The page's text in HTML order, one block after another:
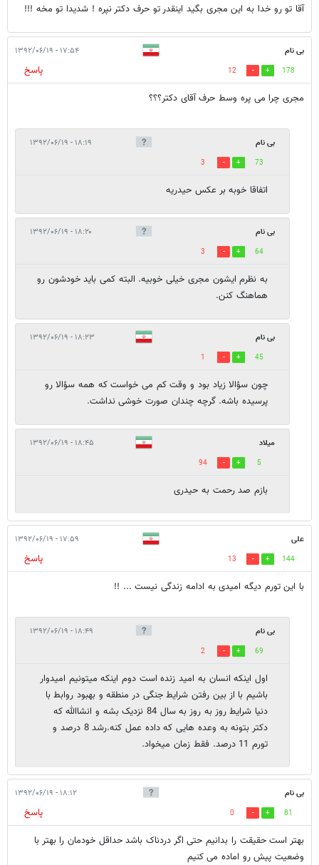
آقا تو رو خدا به این مجری بگید اینقدر تو حرف دکتر نپره ! شدیدا تو مخه !!!
بی نام ۱۷:۵۴ - ۱۳۹۲/۰۶/۱۹
178
12
پاسخ
مجری چرا می پره وسط حرف آقای دکتر؟؟؟
بی نام ۱۸:۱۹ - ۱۳۹۲/۰۶/۱۹
73
3
اتفاقا خوبه بر عکس حیدریه
بی نام ۱۸:۲۰ - ۱۳۹۲/۰۶/۱۹
64
3
به نظرم ایشون مجری خیلی خوبیه. البته کمی باید خودشون رو
هماهنگ کنن.
بی نام ۱۸:۲۳ - ۱۳۹۲/۰۶/۱۹
45
1
چون سؤالا زیاد بود و وقت کم می خواست که همه سؤالا رو
پرسیده باشه. گرچه چندان صورت خوشی نداشت.
میلاد ۱۸:۴۵ - ۱۳۹۲/۰۶/۱۹
5
94
بازم صد رحمت به حیدری
علی ۱۷:۵۹ - ۱۳۹۲/۰۶/۱۹
144
13
پاسخ
با این تورم دیگه امیدی به ادامه زندگی نیست ... !!
بی نام ۱۸:۴۹ - ۱۳۹۲/۰۶/۱۹
69
2
اول اینکه انسان به امید زنده است دوم اینکه میتونیم امیدوار
باشیم با از بین رفتن شرایط جنگی در منطقه و بهبود روابط با
دنیا شرایط روز به روز به سال 84 نزدیک بشه و انشاالله که
دکتر بتونه به وعده هایی که داده عمل کنه.رشد 8 درصد و
تورم 11 درصد. فقط زمان میخواد.
بی نام ۱۸:۱۲ - ۱۳۹۲/۰۶/۱۹
81
0
پاسخ
بهتر است حقیقت را بدانیم حتی اگر دردناک باشد حداقل خودمان را بهتر با
وضعیت پیش رو اماده می کنیم